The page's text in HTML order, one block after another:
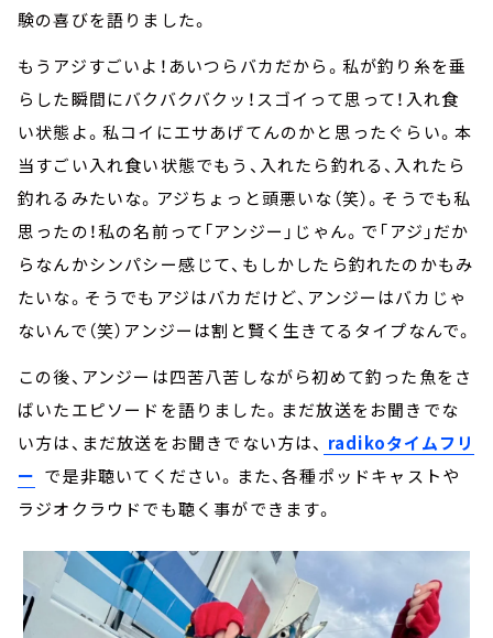
験の喜びを語りました。
もうアジすごいよ！あいつらバカだから。私が釣り糸を垂
らした瞬間にバクバクバクッ！スゴイって思って！入れ食
い状態よ。私コイにエサあげてんのかと思ったぐらい。本
当すごい入れ食い状態でもう、入れたら釣れる、入れたら
釣れるみたいな。アジちょっと頭悪いな（笑）。そうでも私
思ったの！私の名前って「アンジー」じゃん。で「アジ」だか
らなんかシンパシー感じて、もしかしたら釣れたのかもみ
たいな。そうでもアジはバカだけど、アンジーはバカじゃ
ないんで（笑）アンジーは割と賢く生きてるタイプなんで。
この後、アンジーは四苦八苦しながら初めて釣った魚をさ
ばいたエピソードを語りました。まだ放送をお聞きでな
い方は、まだ放送をお聞きでない方は、 radikoタイムフリ
ー で是非聴いてください。また、各種ポッドキャストや
ラジオクラウドでも聴く事ができます。